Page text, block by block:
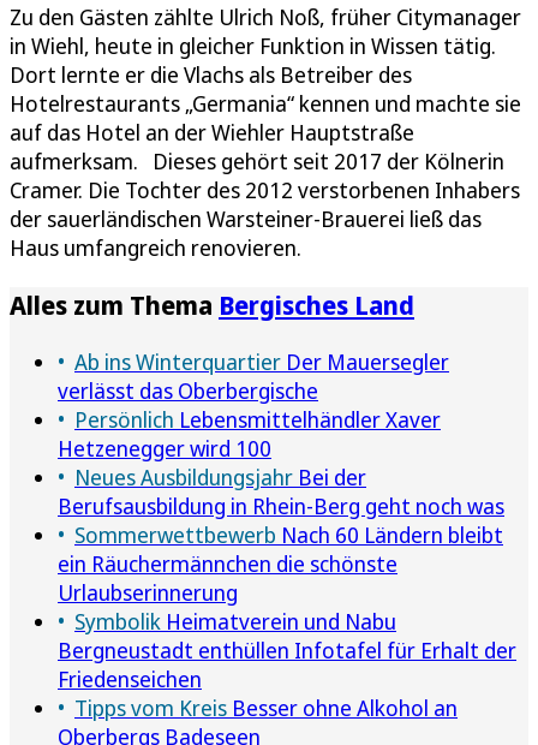
Zu den Gästen zählte Ulrich Noß, früher Citymanager
in Wiehl, heute in gleicher Funktion in Wissen tätig.
Dort lernte er die Vlachs als Betreiber des
Hotelrestaurants „Germania“ kennen und machte sie
auf das Hotel an der Wiehler Hauptstraße
aufmerksam. Dieses gehört seit 2017 der Kölnerin
Cramer. Die Tochter des 2012 verstorbenen Inhabers
der sauerländischen Warsteiner-Brauerei ließ das
Haus umfangreich renovieren.
Alles zum Thema Bergisches Land
Ab ins Winterquartier Der Mauersegler
verlässt das Oberbergische
Persönlich Lebensmittelhändler Xaver
Hetzenegger wird 100
Neues Ausbildungsjahr Bei der
Berufsausbildung in Rhein-Berg geht noch was
Sommerwettbewerb Nach 60 Ländern bleibt
ein Räuchermännchen die schönste
Urlaubserinnerung
Symbolik Heimatverein und Nabu
Bergneustadt enthüllen Infotafel für Erhalt der
Friedenseichen
Tipps vom Kreis Besser ohne Alkohol an
Oberbergs Badeseen